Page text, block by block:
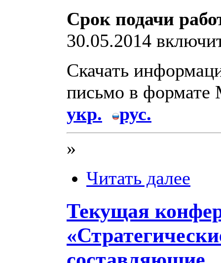
Срок подачи
30.05.2014
Скачать
письмо в формате
укр.
рус.
»
Читать далее
Текущая